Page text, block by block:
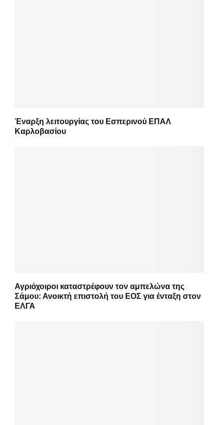
Έναρξη λειτουργίας του Εσπερινού ΕΠΑΛ
Καρλοβασίου
Αγριόχοιροι καταστρέφουν τον αμπελώνα της
Σάμου: Ανοικτή επιστολή του ΕΟΣ για ένταξη στον
ΕΛΓΑ